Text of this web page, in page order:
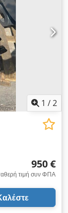
1 /2
950 €
τιμή συν ΦΠΑ